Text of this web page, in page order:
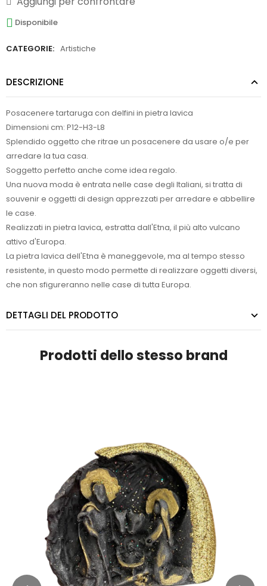
Disponibile
CATEGORIE: Artistiche
DESCRIZIONE
Posacenere tartaruga con delfini in pietra lavica
Dimensioni cm: P12-H3-L8
Splendido oggetto che ritrae un posacenere da usare o/e per
arredare la tua casa.
Soggetto perfetto anche come idea regalo.
Una nuova moda è entrata nelle case degli Italiani, si tratta di
souvenir e oggetti di design apprezzati per arredare e abbellire
le case.
Realizzati in pietra lavica, estratta dall'Etna, il più alto vulcano
attivo d'Europa.
La pietra lavica dell'Etna è maneggevole, ma al tempo stesso
resistente, in questo modo permette di realizzare oggetti diversi,
che non sfigureranno nelle case di tutta Europa.
DETTAGLI DEL PRODOTTO
Prodotti dello stesso brand